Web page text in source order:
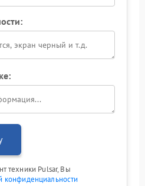
техники Pulsar, Вы
конфиденциальности